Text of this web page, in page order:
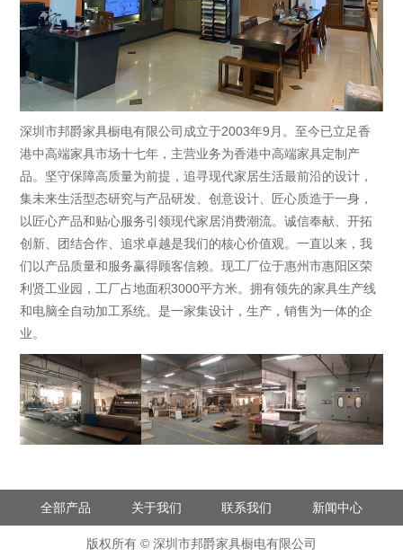
深圳市邦爵家具橱电有限公司成立于2003年9月。至今已立足香
港中高端家具市场十七年，主营业务为香港中高端家具定制产
品。坚守保障高质量为前提，追寻现代家居生活最前沿的设计，
集未来生活型态研究与产品研发、创意设计、匠心质造于一身，
以匠心产品和贴心服务引领现代家居消费潮流。诚信奉献、开拓
创新、团结合作、追求卓越是我们的核心价值观。一直以来，我
们以产品质量和服务赢得顾客信赖。现工厂位于惠州市惠阳区荣
利贤工业园，工厂占地面积3000平方米。拥有领先的家具生产线
和电脑全自动加工系统。是一家集设计，生产，销售为一体的企
业。
全部产品 关于我们 联系我们 新闻中心
版权所有 © 深圳市邦爵家具橱电有限公司